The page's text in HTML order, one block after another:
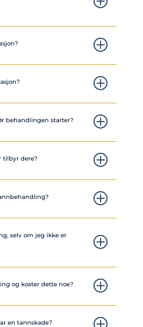
behandlingen starter?
tilbyr dere?
selv om jeg ikke er
og koster dette noe?
en tannskade?